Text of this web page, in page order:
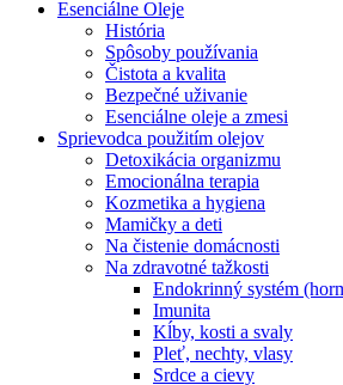
Esenciálne Oleje
História
Spôsoby používania
Čistota a kvalita
Bezpečné uživanie
Esenciálne oleje a zmesi
Sprievodca použitím olejov
Detoxikácia organizmu
Emocionálna terapia
Kozmetika a hygiena
Mamičky a deti
Na čistenie domácnosti
Na zdravotné tažkosti
Endokrinný systém
Imunita
Kĺby, kosti a svaly
Pleť, nechty, vlasy
Srdce a cievy